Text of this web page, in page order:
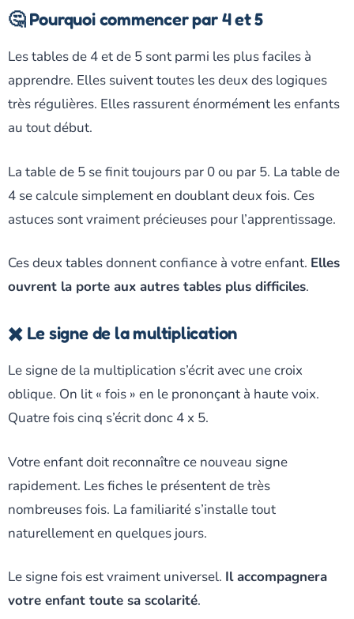
🤔 Pourquoi commencer par 4 et 5
Les tables de 4 et de 5 sont parmi les plus faciles à
apprendre. Elles suivent toutes les deux des logiques
très régulières. Elles rassurent énormément les enfants
au tout début.
La table de 5 se finit toujours par 0 ou par 5. La table de
4 se calcule simplement en doublant deux fois. Ces
astuces sont vraiment précieuses pour l’apprentissage.
Ces deux tables donnent confiance à votre enfant. Elles
ouvrent la porte aux autres tables plus difficiles.
✖️ Le signe de la multiplication
Le signe de la multiplication s’écrit avec une croix
oblique. On lit « fois » en le prononçant à haute voix.
Quatre fois cinq s’écrit donc 4 x 5.
Votre enfant doit reconnaître ce nouveau signe
rapidement. Les fiches le présentent de très
nombreuses fois. La familiarité s’installe tout
naturellement en quelques jours.
Le signe fois est vraiment universel. Il accompagnera
votre enfant toute sa scolarité.